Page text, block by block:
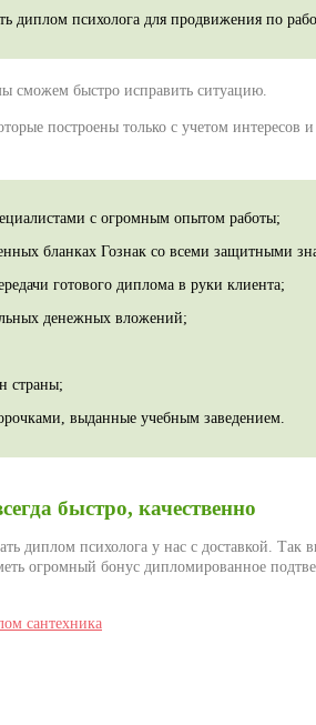
диплом психолога для продвижения по
сможем быстро исправить ситуацию.
построены только с учетом интересов
с огромным опытом работы;
бланках Гознак со всеми защитными
готового диплома в руки клиента;
денежных вложений;
страны;
выданные учебным заведением.
быстро, качественно
диплом психолога у нас с доставкой. Так
огромный бонус дипломированное
сантехника